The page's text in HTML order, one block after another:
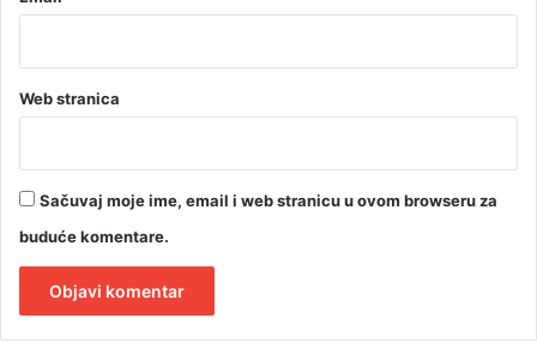
Web stranica
Sačuvaj moje ime, email i web stranicu u ovom browseru za
buduće komentare.